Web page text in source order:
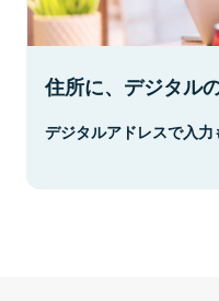
住所に、デジタル
デジタルアドレスで入力